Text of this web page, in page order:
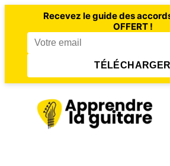
Recevez le guide des
OFFERT !
TÉLÉCHARGER
contenu